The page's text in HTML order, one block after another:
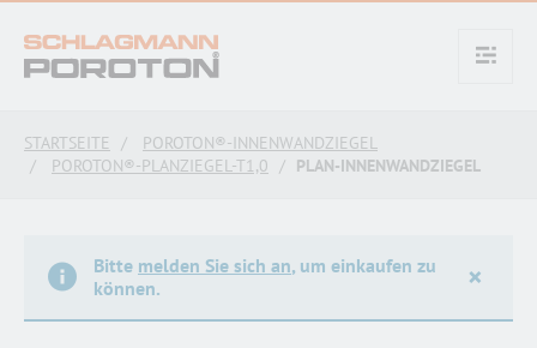
text.skipToContent
text.skipToNavigation
STARTSEITE
POROTON®-INNENWANDZIEGEL
POROTON®-PLANZIEGEL-T1,0
PLAN-INNENWANDZIEGEL
Bitte melden Sie sich an, um einkaufen zu
können.
×